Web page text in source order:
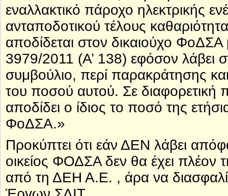
εναλλακτικό πάροχο ηλεκτρικής
ανταποδοτικού τέλους
αποδίδεται στον δικαιούχο
3979/2011 (Α’ 138) εφόσον λάβει
συμβούλιο, περί παρακράτησης
του ποσού αυτού. Σε διαφορετική
αποδίδει ο ίδιος το ποσό της
ΦοΔΣΑ.»
Προκύπτει ότι εάν ΔΕΝ λάβει
οικείος ΦΟΔΣΑ δεν θα έχει πλέον
από τη ΔΕΗ Α.Ε. , άρα να